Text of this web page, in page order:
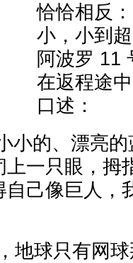
恰恰相反
小，小到
阿波罗 11
在返程途
口述：
小的、漂亮
一只眼，拇
己像巨人，
地球只有网